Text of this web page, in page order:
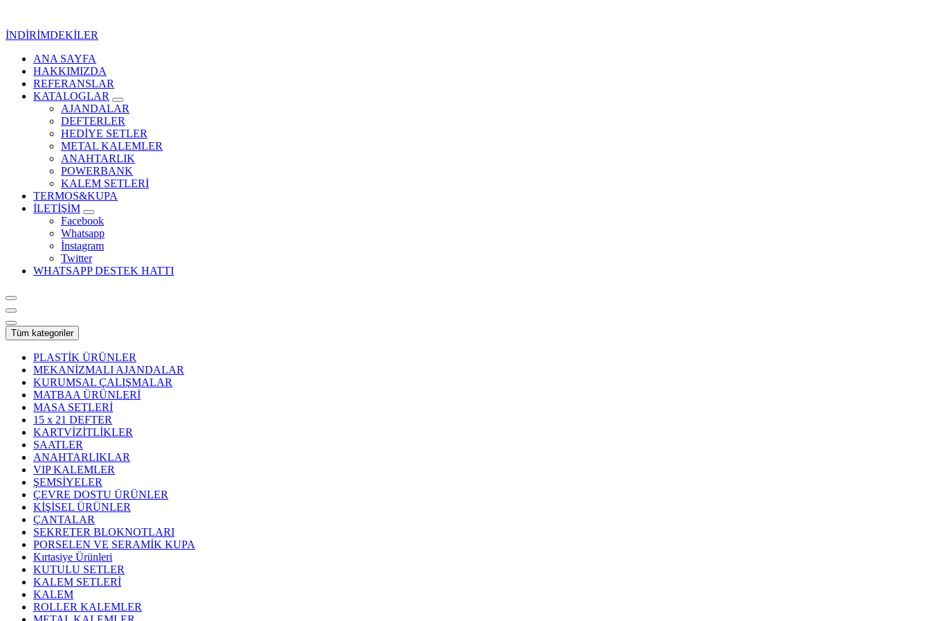
İNDİRİMDEKİLER
Kurumsal Promosyon-Hediyelik
ANA SAYFA
HAKKIMIZDA
REFERANSLAR
KATALOGLAR
AJANDALAR
DEFTERLER
HEDİYE SETLER
METAL KALEMLER
ANAHTARLIK
POWERBANK
KALEM SETLERİ
TERMOS&KUPA
İLETİŞİM
Facebook
Whatsapp
İnstagram
Twitter
WHATSAPP DESTEK HATTI
Tüm kategoriler
PLASTİK ÜRÜNLER
MEKANİZMALI AJANDALAR
KURUMSAL ÇALIŞMALAR
MATBAA ÜRÜNLERİ
MASA SETLERİ
15 x 21 DEFTER
KARTVİZİTLİKLER
SAATLER
ANAHTARLIKLAR
VIP KALEMLER
ŞEMSİYELER
ÇEVRE DOSTU ÜRÜNLER
KİŞİSEL ÜRÜNLER
ÇANTALAR
SEKRETER BLOKNOTLARI
PORSELEN VE SERAMİK KUPA
Kırtasiye Ürünleri
KUTULU SETLER
KALEM SETLERİ
KALEM
ROLLER KALEMLER